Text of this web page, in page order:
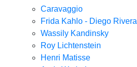
Caravaggio
Frida Kahlo - Diego Rivera
Wassily Kandinsky
Roy Lichtenstein
Henri Matisse